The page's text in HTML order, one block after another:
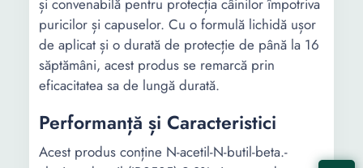
și convenabilă pentru protecția câinilor împotriva
puricilor și capuselor. Cu o formulă lichidă ușor
de aplicat și o durată de protecție de până la 16
săptămâni, acest produs se remarcă prin
eficacitatea sa de lungă durată.
Performanță și Caracteristici
Acest produs conține N-acetil-N-butil-beta.-